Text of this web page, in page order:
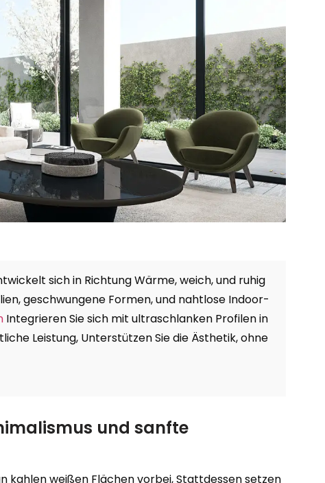
sich in Richtung Wärme, weich, und ruhig
geschwungene Formen, und nahtlose Indoor-
Integrieren Sie sich mit ultraschlanken Profilen in
Leistung, Unterstützen Sie die Ästhetik, ohne
und sanfte
kahlen weißen Flächen vorbei, Stattdessen setzen